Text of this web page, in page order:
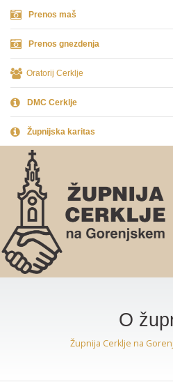
Prenos maš
Prenos gnezdenja
Oratorij Cerklje
DMC Cerklje
Župnijska karitas
O
Župnija Cerklje na